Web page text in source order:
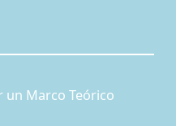
un Marco Teórico